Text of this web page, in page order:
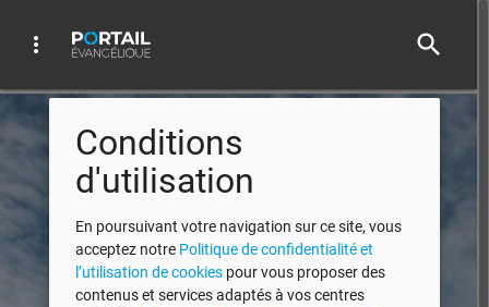
more_vert search
Audio Player
Conditions
d'utilisation
En poursuivant votre navigation sur ce site, vous
acceptez notre Politique de confidentialité et
l’utilisation de cookiespour vous proposer des
contenus et services adaptés à vos centres